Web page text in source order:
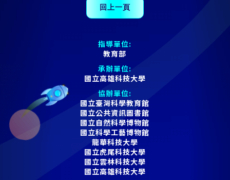
指導單位:
教育部
承辦單位:
國立高雄科技大學
協辦單位:
國立臺灣科學教育館
國立公共資訊圖書館
國立自然科學博物館
國立科學工藝博物館
龍華科技大學
國立虎尾科技大學
國立雲林科技大學
國立高雄科技大學